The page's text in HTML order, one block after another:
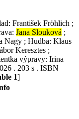
František Fröhlich ;
Jana Slouková ;
Nagy ; Hudba: Klaus
Keresztes ;
výpravy: Irina
. 203 s . ISBN
1]